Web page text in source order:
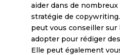
aider dans de
stratégie de copywriting.
peut vous conseiller sur
adopter pour rédiger
Elle peut également